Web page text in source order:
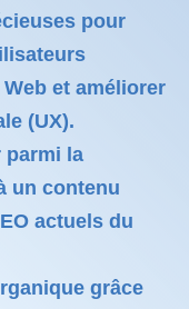
pour
et améliorer
(UX).
parmi la
un contenu
actuels du
grâce